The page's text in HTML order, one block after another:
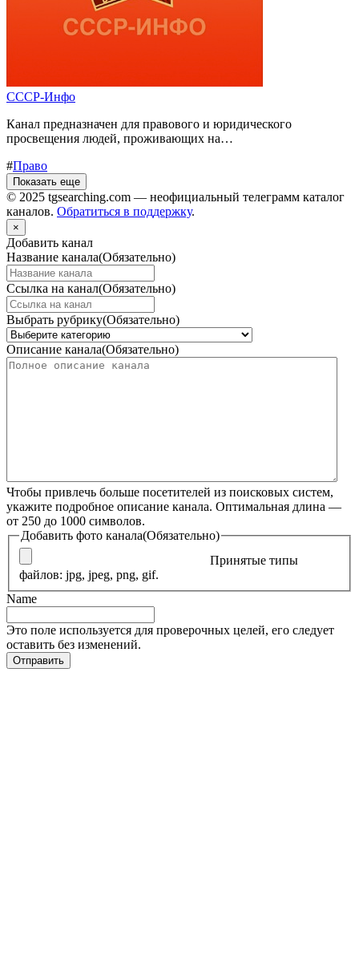
СССР-Инфо
Канал предназначен для правового и юридического
просвещения людей, проживающих на…
#Право
Показать еще
© 2025 tgsearching.com — неофициальный телеграмм каталог
каналов. Обратиться в поддержку.
×
Добавить канал
Название канала(Обязательно)
Ссылка на канал(Обязательно)
Выбрать рубрику(Обязательно)
Описание канала(Обязательно)
Чтобы привлечь больше посетителей из поисковых систем,
укажите подробное описание канала. Оптимальная длина —
от 250 до 1000 символов.
Добавить фото канала(Обязательно)
Принятые типы
файлов: jpg, jpeg, png, gif.
Name
Это поле используется для проверочных целей, его следует
оставить без изменений.